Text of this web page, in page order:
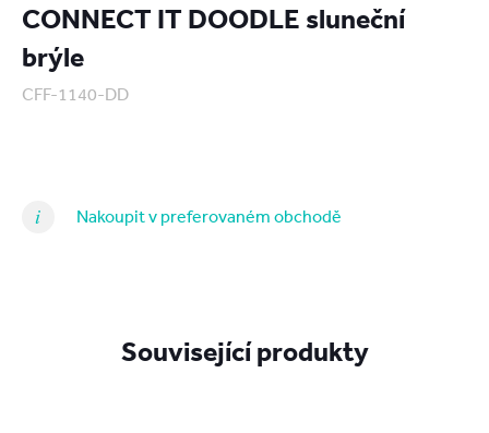
CONNECT IT DOODLE sluneční
brýle
CFF-1140-DD
Nakoupit v preferovaném obchodě
Související produkty